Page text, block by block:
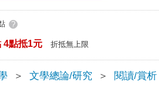
?
4點抵1元 折抵無上限
＞ 文學總論/研究 ＞ 閱讀/賞析